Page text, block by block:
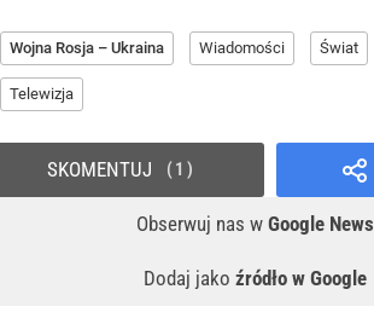
Wojna Rosja – Ukraina Wiadomości Świat
Telewizja
Obserwuj nas w Google News
Dodaj jako źródło w Google
SKOMENTUJ 1